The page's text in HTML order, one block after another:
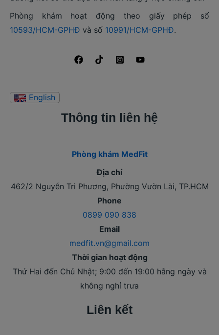
Phòng khám hoạt động theo giấy phép số
10593/HCM-GPHĐ và số 10991/HCM-GPHĐ.
Thông tin liên hệ
Phòng khám MedFit
Địa chỉ
462/2 Nguyễn Tri Phương, Phường Vườn Lài, TP.HCM
Phone
0899 090 838
Email
medfit.vn@gmail.com
Thời gian hoạt động
Thứ Hai đến Chủ Nhật; 9:00 đến 19:00 hằng ngày và
không nghỉ trưa
Liên kết